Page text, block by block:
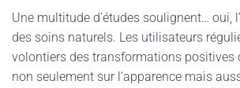
Une multitude d’études soulignent… oui,
des soins naturels. Les utilisateurs
volontiers des transformations positives
non seulement sur l’apparence mais